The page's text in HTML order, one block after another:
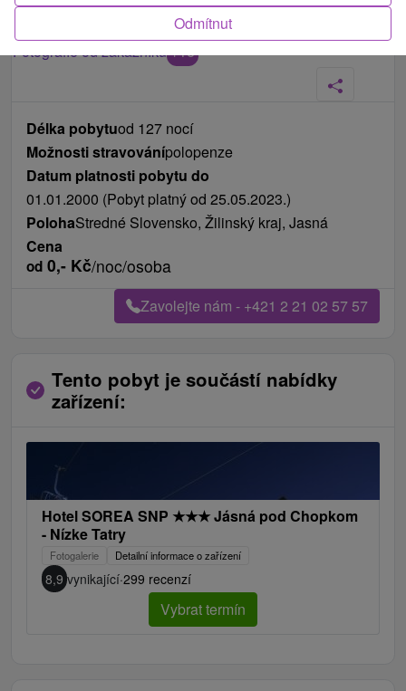
Fotografie od zákazníků+16
Délka pobytuod 127 nocí
Možnosti stravovánípolopenze
Datum platnosti pobytu do
01.01.2000 (Pobyt platný od 25.05.2023.)
PolohaStredné Slovensko, Žilinský kraj, Jasná
Cena
od 0,- Kč/noc/osoba
Zavolejte nám - +421 2 21 02 57 57
Tento pobyt je součástí nabídky
zařízení:
Hotel SOREA SNP ★★★Jásná pod Chopkom
- Nízke Tatry
Fotogalerie Detailní informace o zařízení
8,9 vynikající·299 recenzí
Vybrat termín
Odmítnut